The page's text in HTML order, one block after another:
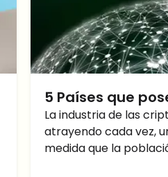
5 Países que
interés en el
Criptomonedas
La industria de las
atrayendo cada vez,
medida que la